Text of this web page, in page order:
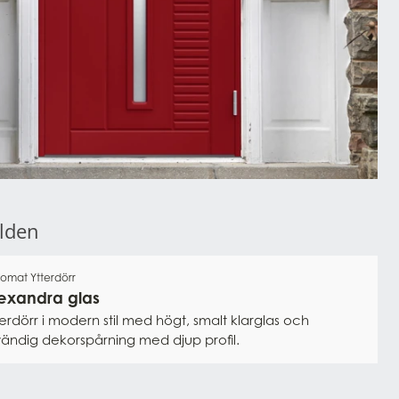
Ytterdörr
glas
i modern stil med högt, smalt klarglas och
dekorspårning med djup profil.